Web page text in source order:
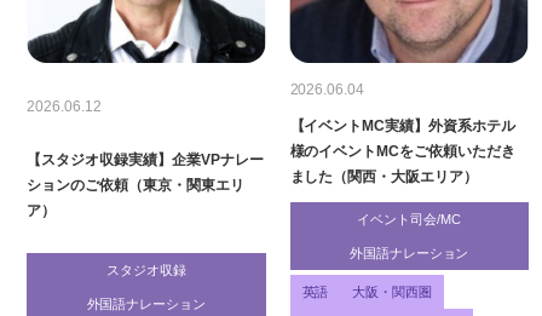
2026.06.12
【スタジオ収録実績】企業VPナレー
ションのご依頼（東京・関東エリ
ア）
スタジオ収録
外国語ナレーション
2026.06.04
【イベントMC実績】外資系ホテル
様のイベントMCをご依頼いただき
ました（関西・大阪エリア）
イベント司会/MC
外国語ナレーション
英語 大阪・関西圏